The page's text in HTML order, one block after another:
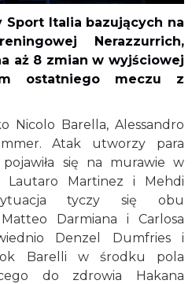
Sport Italia bazujących na
Nerazzurrich,
aż 8 zmian w wyjściowej
ostatniego meczu z
Nicolo Barella, Alessandro
Atak utworzy para
się na murawie w
Lautaro Martinez i Mehdi
tyczy się obu
Darmiana i Carlosa
Denzel Dumfries i
Barelli w środku pola
do zdrowia Hakana